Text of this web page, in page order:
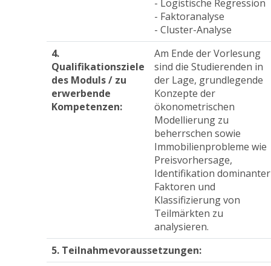
- Logistische Regression
- Faktoranalyse
- Cluster-Analyse
4.
Qualifikationsziele
des Moduls / zu
erwerbende
Kompetenzen:
Am Ende der Vorlesung
sind die Studierenden in
der Lage, grundlegende
Konzepte der
ökonometrischen
Modellierung zu
beherrschen sowie
Immobilienprobleme wie
Preisvorhersage,
Identifikation dominanter
Faktoren und
Klassifizierung von
Teilmärkten zu
analysieren.
5. Teilnahmevoraussetzungen: